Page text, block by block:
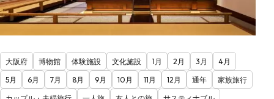
大阪府 博物館 体験施設 文化施設 1月 2月 3月
4月
5月
6月 7月 8月 9月 10月 11月 12月 通年
家族旅行